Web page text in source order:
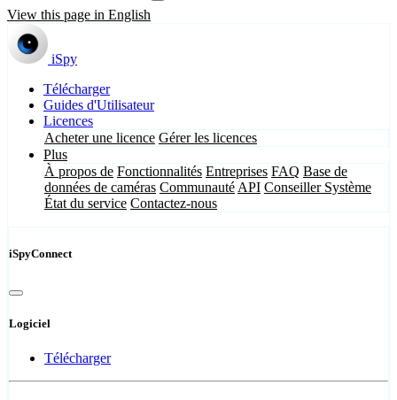
View this page in English
iSpy
Télécharger
Guides d'Utilisateur
Licences
Acheter une licence Gérer les licences
Plus
À propos de Fonctionnalités Entreprises FAQ Base de
données de caméras Communauté API Conseiller Système
État du service Contactez-nous
iSpyConnect
Logiciel
Télécharger